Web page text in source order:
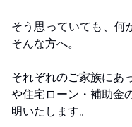
そう思っていても、何
そんな方へ。
それぞれのご家族にあ
や住宅ローン・補助金
明いたします。